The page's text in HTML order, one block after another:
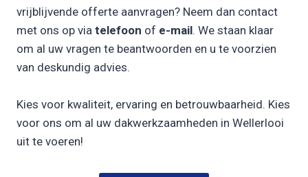
vrijblijvende offerte aanvragen? Neem dan contact
met ons op via telefoon of e-mail. We staan klaar
om al uw vragen te beantwoorden en u te voorzien
van deskundig advies.
Kies voor kwaliteit, ervaring en betrouwbaarheid. Kies
voor ons om al uw dakwerkzaamheden in Wellerlooi
uit te voeren!